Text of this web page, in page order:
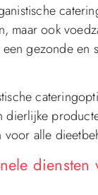
maar ook
gezonde
alle